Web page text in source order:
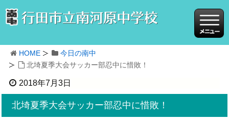
HOME
今日の南中
北埼夏季大会サッカー部忍中に惜敗！
2018年7月3日
北埼夏季大会サッカー部忍中に惜敗！